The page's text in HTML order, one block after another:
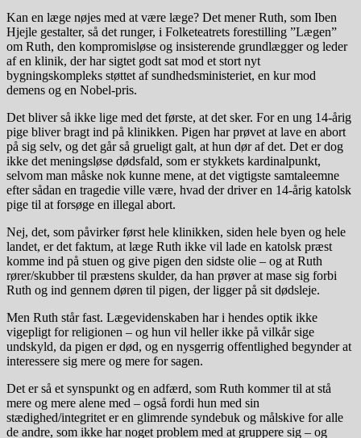
Kan en læge nøjes med at være læge? Det mener Ruth, som Iben
Hjejle gestalter, så det runger, i Folketeatrets forestilling ”Lægen”
om Ruth, den kompromisløse og insisterende grundlægger og leder
af en klinik, der har sigtet godt sat mod et stort nyt
bygningskompleks støttet af sundhedsministeriet, en kur mod
demens og en Nobel-pris.
Det bliver så ikke lige med det første, at det sker. For en ung 14-årig
pige bliver bragt ind på klinikken. Pigen har prøvet at lave en abort
på sig selv, og det går så grueligt galt, at hun dør af det. Det er dog
ikke det meningsløse dødsfald, som er stykkets kardinalpunkt,
selvom man måske nok kunne mene, at det vigtigste samtaleemne
efter sådan en tragedie ville være, hvad der driver en 14-årig katolsk
pige til at forsøge en illegal abort.
Nej, det, som påvirker først hele klinikken, siden hele byen og hele
landet, er det faktum, at læge Ruth ikke vil lade en katolsk præst
komme ind på stuen og give pigen den sidste olie – og at Ruth
rører/skubber til præstens skulder, da han prøver at mase sig forbi
Ruth og ind gennem døren til pigen, der ligger på sit dødsleje.
Men Ruth står fast. Lægevidenskaben har i hendes optik ikke
vigepligt for religionen – og hun vil heller ikke på vilkår sige
undskyld, da pigen er død, og en nysgerrig offentlighed begynder at
interessere sig mere og mere for sagen.
Det er så et synspunkt og en adfærd, som Ruth kommer til at stå
mere og mere alene med – også fordi hun med sin
stædighed/integritet er en glimrende syndebuk og målskive for alle
de andre, som ikke har noget problem med at gruppere sig – og